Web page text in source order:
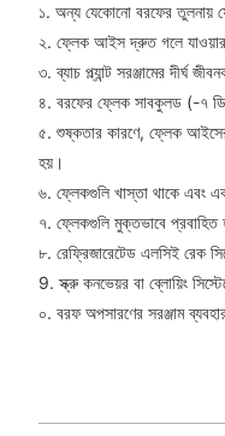
১. অন্য যেকোনো বরফের তুলনায়
২. ফ্লেক আইস দ্রুত গলে যাওয়ার
৩. ব্যাচ প্ল্যান্ট সরঞ্জামের দীর্ঘ
৪. বরফের ফ্লেক সাবকুলড (-৭
৫. শুষ্কতার কারণে, ফ্লেক
হয়।
৬. ফ্লেকগুলি খাস্তা থাকে এবং
৭. ফ্লেকগুলি মুক্তভাবে প্রবাহিত
৮. রেফ্রিজারেটেড এলসিই রেক
9. স্ক্রু কনভেয়র বা ব্লোয়িং
০. বরফ অপসারণের সরঞ্জাম